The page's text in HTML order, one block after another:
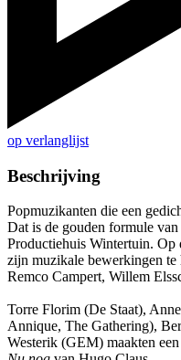
op verlanglijst
Beschrijving
Popmuzikanten die een
Dat is de gouden formule
Productiehuis Wintertuin. Op
zijn muzikale bewerkingen te
Remco Campert, Willem
Torre Florim (De Staat),
Annique, The Gathering),
Westerik (GEM) maakten